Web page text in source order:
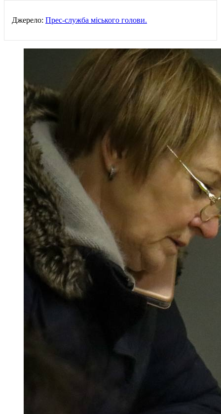
Джерело: Прес-служба міського голови.